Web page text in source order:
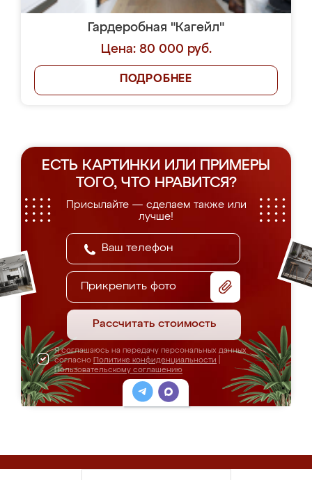
Гардеробная "Кагейл"
Цена: 80 000 руб.
ПОДРОБНЕЕ
ЕСТЬ КАРТИНКИ ИЛИ ПРИМЕРЫ
ТОГО, ЧТО НРАВИТСЯ?
Присылайте — сделаем также или
лучше!
Прикрепить фото
Рассчитать стоимость
Я соглашаюсь на передачу персональных данных
согласно Политике конфиденциальности
Пользовательскому соглашению